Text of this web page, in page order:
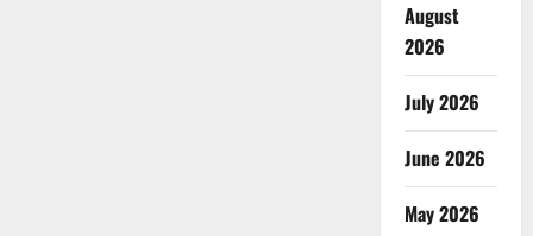
August
2026
July 2026
June 2026
May 2026